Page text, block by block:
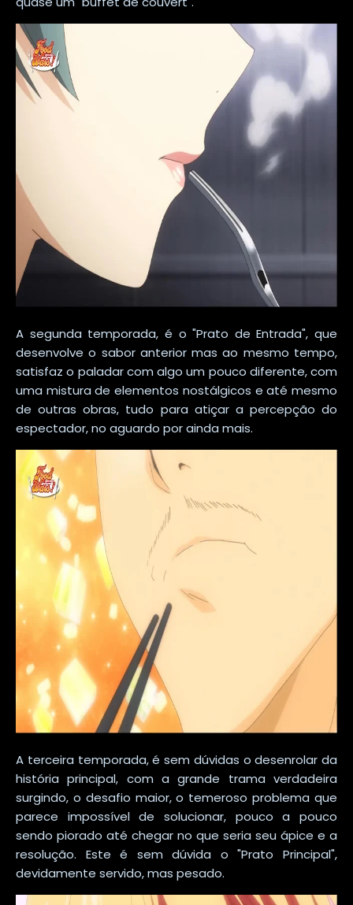
A segunda temporada, é o "Prato de Entrada", que
desenvolve o sabor anterior mas ao mesmo tempo,
satisfaz o paladar com algo um pouco diferente, com
uma mistura de elementos nostálgicos e até mesmo
de outras obras, tudo para atiçar a percepção do
espectador, no aguardo por ainda mais.
A terceira temporada, é sem dúvidas o desenrolar da
história principal, com a grande trama verdadeira
surgindo, o desafio maior, o temeroso problema que
parece impossível de solucionar, pouco a pouco
sendo piorado até chegar no que seria seu ápice e a
resolução. Este é sem dúvida o "Prato Principal",
devidamente servido, mas pesado.